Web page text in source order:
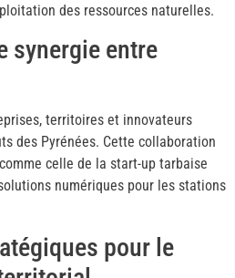
des ressources naturelles.
synergie entre
territoires et innovateurs
des Pyrénées. Cette collaboration
celle de la start-up tarbaise
numériques pour les stations
pour le